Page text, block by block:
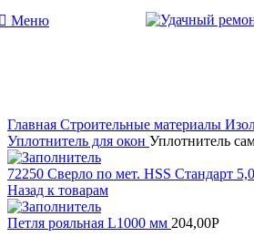
Меню
Главная Строительные материалы
Уплотнитель для окон Уплотнитель
72250 Сверло по мет. HSS Стандарт
Назад к товарам
Петля рояльная L1000 мм 204,00Р